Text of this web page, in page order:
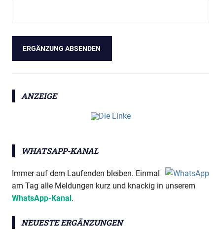
ANZEIGE
WHATSAPP-KANAL
Immer auf dem Laufenden bleiben. Einmal
am Tag alle Meldungen kurz und knackig in unserem
WhatsApp-Kanal.
NEUESTE ERGÄNZUNGEN